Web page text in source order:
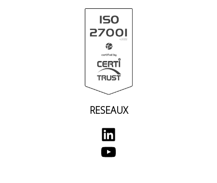
RESEAUX
LinkedIn
YouTube